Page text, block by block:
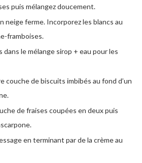
puis mélangez doucement.
neige ferme. Incorporez les blancs au
framboises.
dans le mélange sirop + eau pour les
couche de biscuits imbibés au fond d’un
de fraises coupées en deux puis
en terminant par de la crème au